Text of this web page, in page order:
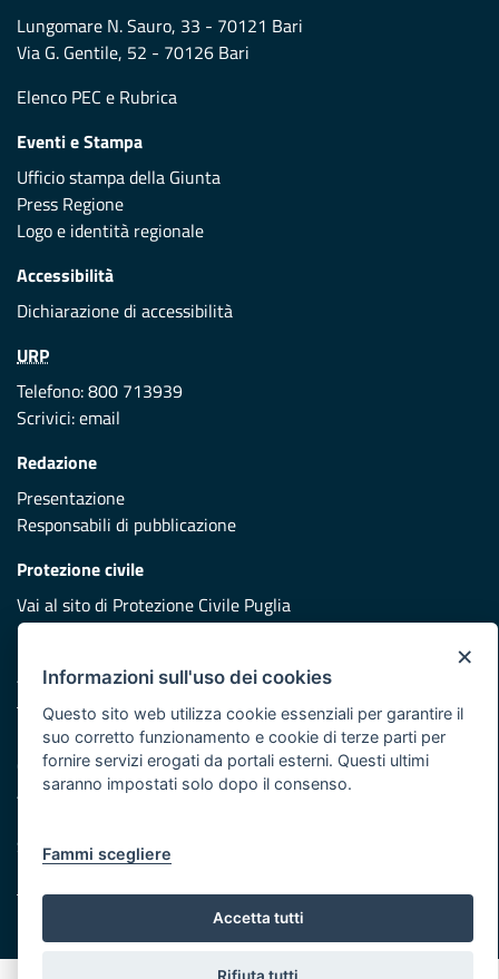
Lungomare N. Sauro, 33 - 70121 Bari
Via G. Gentile, 52 - 70126 Bari
Elenco PEC e Rubrica
Eventi e Stampa
Ufficio stampa della Giunta
Press Regione
Logo e identità regionale
Accessibilità
Dichiarazione di accessibilità
URP
Telefono: 800 713939
Scrivici:email
Redazione
Presentazione
Responsabili di pubblicazione
Protezione civile
Vai al sito di Protezione Civile Puglia
Iniziativa finanziata con risorse del POR Puglia 2014/2020 -
Asse XI
Note legali
Cookie e privacy
Atti di notifica
Servizi Intranet
© Regione Puglia
×
Informazioni sull'uso dei cookies
Questo sito web utilizza cookie essenziali per garantire il
suo corretto funzionamento e cookie di terze parti per
fornire servizi erogati da portali esterni. Questi ultimi
saranno impostati solo dopo il consenso.
Fammi scegliere
Accetta tutti